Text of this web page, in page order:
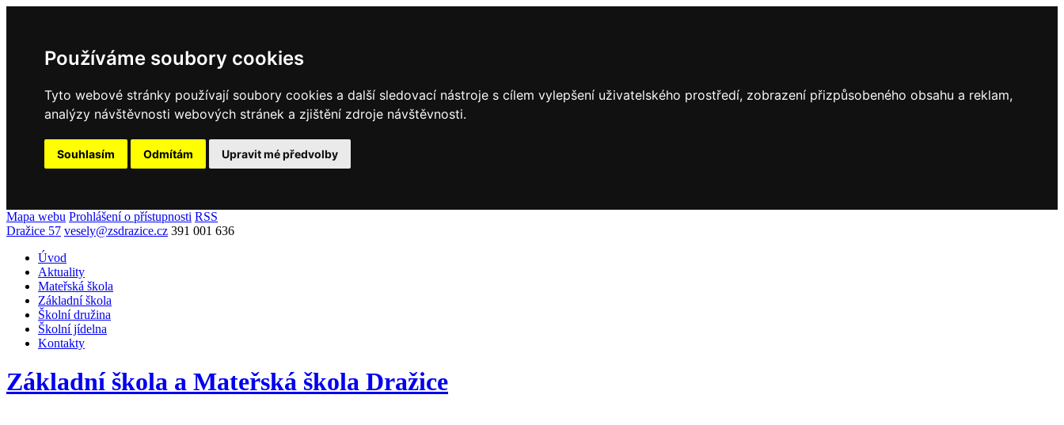
Používáme soubory cookies
Tyto webové stránky používají soubory cookies a další sledovací nástroje s cílem vylepšení uživatelského prostředí, zobrazení přizpůsobeného obsahu a reklam,
analýzy návštěvnosti webových stránek a zjištění zdroje návštěvnosti.
Souhlasím Odmítám Upravit mé předvolby
Mapa webu Prohlášení o přístupnosti RSS
Dražice 57 vesely@zsdrazice.cz 391 001 636
Úvod
Aktuality
Mateřská škola
Základní škola
Školní družina
Školní jídelna
Kontakty
Základní škola a Mateřská škola Dražice